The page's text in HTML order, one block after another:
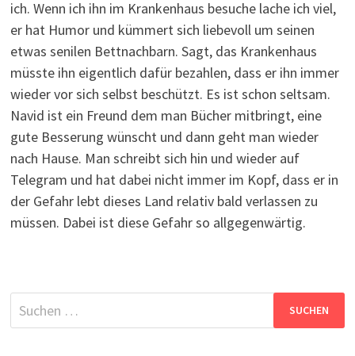
ich. Wenn ich ihn im Krankenhaus besuche lache ich viel,
er hat Humor und kümmert sich liebevoll um seinen
etwas senilen Bettnachbarn. Sagt, das Krankenhaus
müsste ihn eigentlich dafür bezahlen, dass er ihn immer
wieder vor sich selbst beschützt. Es ist schon seltsam.
Navid ist ein Freund dem man Bücher mitbringt, eine
gute Besserung wünscht und dann geht man wieder
nach Hause. Man schreibt sich hin und wieder auf
Telegram und hat dabei nicht immer im Kopf, dass er in
der Gefahr lebt dieses Land relativ bald verlassen zu
müssen. Dabei ist diese Gefahr so allgegenwärtig.
Suchen
nach: